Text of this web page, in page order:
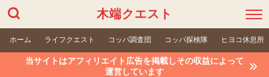
木端クエスト
ホーム ライフクエスト コッパ調査団 コッパ探検隊 ヒヨコ休息所
当サイトはアフィリエイト広告を掲載しその収益によって
運営しています